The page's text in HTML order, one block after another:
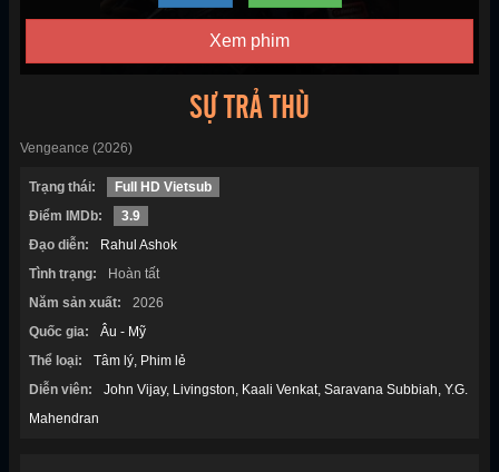
Xem phim
SỰ TRẢ THÙ
Vengeance (2026)
Trạng thái:
Full HD Vietsub
Điểm IMDb:
3.9
Đạo diễn:
Rahul Ashok
Tình trạng:
Hoàn tất
Năm sản xuất:
2026
Quốc gia:
Âu - Mỹ
Thể loại:
Tâm lý Phim lẻ
Diễn viên:
John Vijay Livingston Kaali Venkat Saravana Subbiah Y.G.
Mahendran